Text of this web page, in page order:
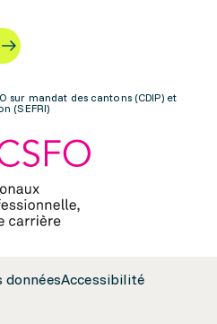
sur mandat des cantons (CDIP) et
(SEFRI)
Accessibilité